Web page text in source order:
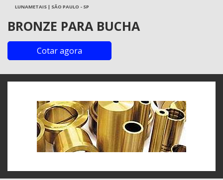
LUNAMETAIS | SÃO PAULO - SP
BRONZE PARA BUCHA
Cotar agora